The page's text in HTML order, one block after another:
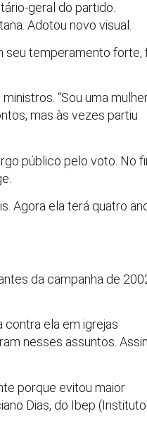
geral do partido.
Adotou novo visual.
seu temperamento forte,
“Sou uma
mas às vezes partiu
público pelo voto. No
Agora ela terá quatro
da campanha de
contra ela em igrejas
nesses assuntos.
porque evitou maior
Dias, do Ibep (Instituto